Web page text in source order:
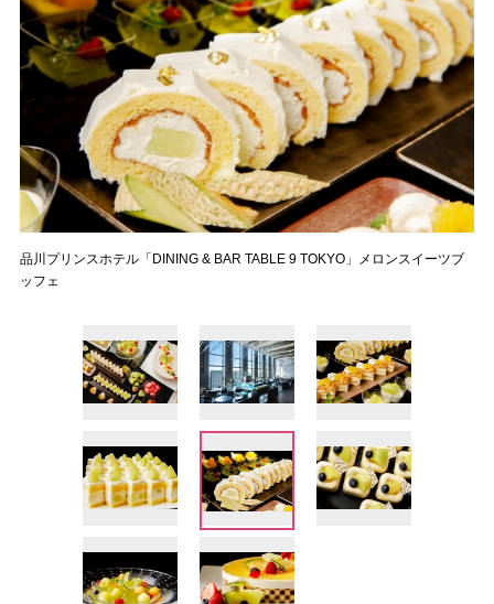
品川プリンスホテル「DINING & BAR TABLE 9 TOKYO」メロンスイーツブ
ッフェ